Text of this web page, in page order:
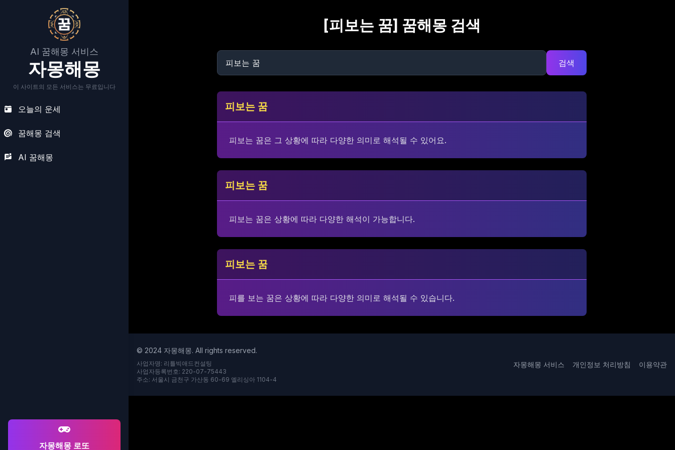
AI 꿈해몽 서비스
자몽해몽
이 사이트의 모든 서비스는 무료입니다
오늘의 운세
꿈해몽 검색
AI 꿈해몽
자몽해몽 로또
[피보는 꿈] 꿈해몽 검색
검색
피보는 꿈
피보는 꿈은 그 상황에 따라 다양한 의미로 해석될 수 있어요.
피보는 꿈
피보는 꿈은 상황에 따라 다양한 해석이 가능합니다.
피보는 꿈
피를 보는 꿈은 상황에 따라 다양한 의미로 해석될 수 있습니다.
© 2024 자몽해몽. All rights reserved.
사업자명: 리틀빅애드컨설팅
사업자등록번호: 220-07-75443
주소: 서울시 금천구 가산동 60-69 엘리싱아 1104-4
자몽해몽 서비스 개인정보 처리방침 이용약관